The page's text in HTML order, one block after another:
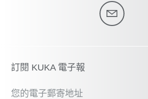
訂閱 KUKA 電子報
您的電子郵寄地址